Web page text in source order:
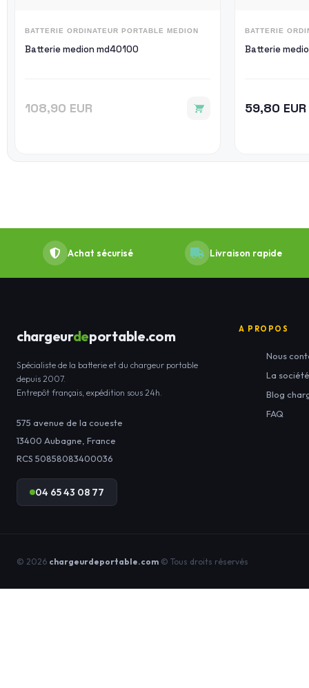
BATTERIE ORDINATEUR PORTABLE MEDION
Batterie medion md40100
108,90 EUR
BATTERIE
Batterie
59,80 EUR
Achat sécurisé Livraison rapide
chargeurdeportable.com
Spécialiste de la batterie et du chargeur portable
depuis 2007.
Entrepôt français, expédition sous 24h.
575 avenue de la coueste
13400 Aubagne France
RCS 50858083400036
04 65 43 08 77
A PROPOS
Nous
La
Blog
FAQ
© 2026 chargeurdeportable.com © Tous droits réservés